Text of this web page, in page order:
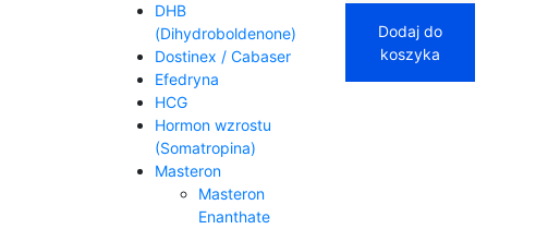
Dodaj do
koszyka
DHB
(Dihydroboldenone)
Dostinex / Cabaser
Efedryna
HCG
Hormon wzrostu
(Somatropina)
Masteron
Masteron
Enanthate